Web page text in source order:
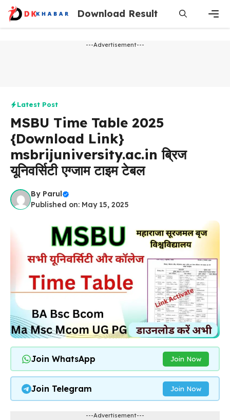
Skip
content
Download Result
---Advertisement---
Latest Post
MSBU Time Table 2025
{Download Link}
msbrijuniversity.ac.in ब्रिज
यूनिवर्सिटी एग्जाम टाइम टेबल
By Parul
Published on: May 15, 2025
Join WhatsApp Join Now
Join Telegram Join Now
---Advertisement---